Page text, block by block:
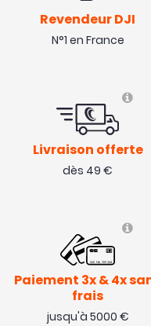
Revendeur DJI
N°1 en France
Livraison offerte
dès 49 €
Paiement 3x & 4x
frais
jusqu'à 5000 €